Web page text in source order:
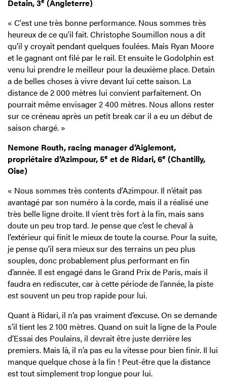
Detain, 3 (Angleterre)
« C'est une très bonne performance. Nous sommes très
heureux de ce qu'il fait. Christophe Soumillon nous a dit
qu'il y croyait pendant quelques foulées. Mais Ryan Moore
et le gagnant ont filé par le rail. Et ensuite le Godolphin est
venu lui prendre le meilleur pour la deuxième place. Detain
a de belles choses à vivre devant lui cette saison. La
distance de 2 000 mètres lui convient parfaitement. On
pourrait même envisager 2 400 mètres. Nous allons rester
sur ce créneau après un petit break car il a eu un début de
saison chargé. »
Nemone Routh, racing manager d’Aiglemont,
propriétaire d’Azimpour, 5e et de Ridari, 6e (Chantilly,
Oise)
« Nous sommes très contents d’Azimpour. Il n’était pas
avantagé par son numéro à la corde, mais il a réalisé une
très belle ligne droite. Il vient très fort à la fin, mais sans
doute un peu trop tard. Je pense que c’est le cheval à
l’extérieur qui finit le mieux de toute la course. Pour la suite,
je pense qu’il sera mieux sur des terrains un peu plus
souples, donc probablement plus performant en fin
d’année. Il est engagé dans le Grand Prix de Paris, mais il
faudra en rediscuter, car à cette période de l’année, la piste
est souvent un peu trop rapide pour lui.
Quant à Ridari, il n’a pas vraiment d’excuse. On se demande
s’il tient les 2 100 mètres. Quand on suit la ligne de la Poule
d’Essai des Poulains, il devrait être juste derrière les
premiers. Mais là, il n’a pas eu la vitesse pour bien finir. Il lui
manque quelque chose à la fin ! Peut-être que la distance
est tout simplement trop longue pour lui.